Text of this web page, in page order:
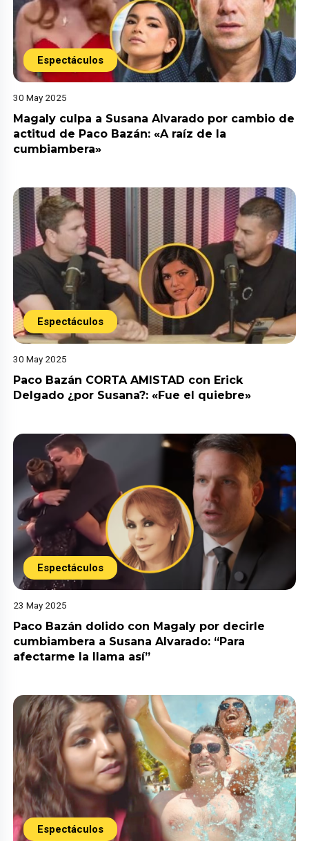
Espectáculos
30 May 2025
Magaly culpa a Susana Alvarado por cambio de
actitud de Paco Bazán: «A raíz de la
cumbiambera»
Espectáculos
30 May 2025
Paco Bazán CORTA AMISTAD con Erick
Delgado ¿por Susana?: «Fue el quiebre»
Espectáculos
23 May 2025
Paco Bazán dolido con Magaly por decirle
cumbiambera a Susana Alvarado: “Para
afectarme la llama así”
Espectáculos